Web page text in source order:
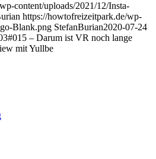
content/uploads/2021/12/Insta-
https://howtofreizeitpark.de/wp-
Blank.png StefanBurian2020-07-24
#015 – Darum ist VR noch lange
mit Yullbe